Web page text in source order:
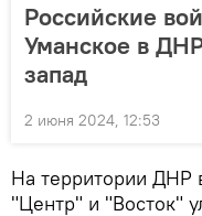
Российские
Уманское в
запад
2 июня 2024, 12:53
На территории ДНР
"Центр" и "Восток"